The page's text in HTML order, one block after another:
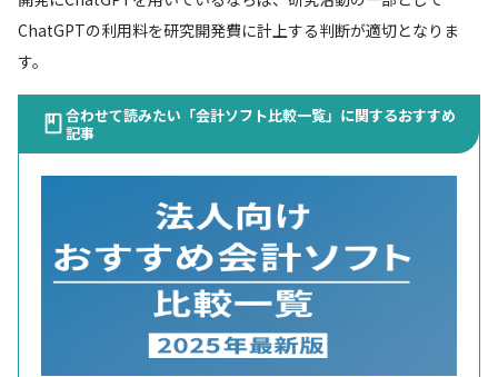
ChatGPTの利用料を研究開発費に計上する判断が適切となりま
す。
合わせて読みたい「会計ソフト比較一覧」に関するおすすめ
記事